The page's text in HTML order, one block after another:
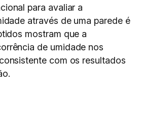
para avaliar a
através de uma parede é
mostram que a
de umidade nos
com os resultados